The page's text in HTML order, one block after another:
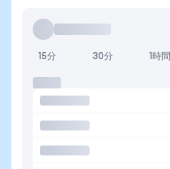
15分 30分 1時間